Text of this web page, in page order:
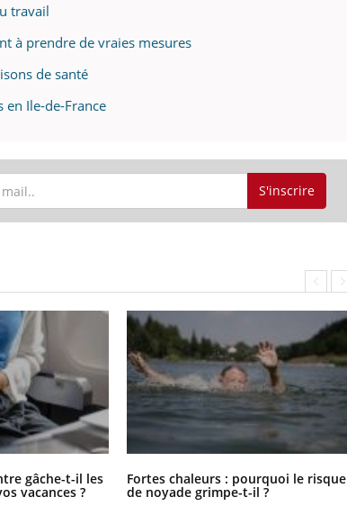
travail
à prendre de vraies mesures
de santé
en Ile-de-France
S'inscrire
gâche-t-il les
vacances ?
Fortes chaleurs : pourquoi le risque
de noyade grimpe-t-il ?